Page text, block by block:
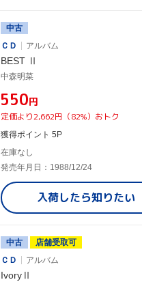
中古
ＣＤ
アルバム
BEST Ⅱ
中森明菜
¥550円
定価より2,662円（82%）おトク
獲得ポイント 5P
在庫なし
発売年月日：1988/12/24
入荷したら知りたい
中古
店舗受取可
ＣＤ
アルバム
IvoryⅡ